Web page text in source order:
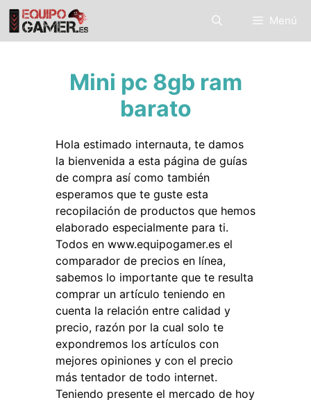
Saltar
contenido
Menú
Mini pc 8gb ram
barato
Hola estimado internauta, te damos
la bienvenida a esta página de guías
de compra así como también
esperamos que te guste esta
recopilación de productos que hemos
elaborado especialmente para ti.
Todos en www.equipogamer.es el
comparador de precios en línea,
sabemos lo importante que te resulta
comprar un artículo teniendo en
cuenta la relación entre calidad y
precio, razón por la cual solo te
expondremos los artículos con
mejores opiniones y con el precio
más tentador de todo internet.
Teniendo presente el mercado de hoy